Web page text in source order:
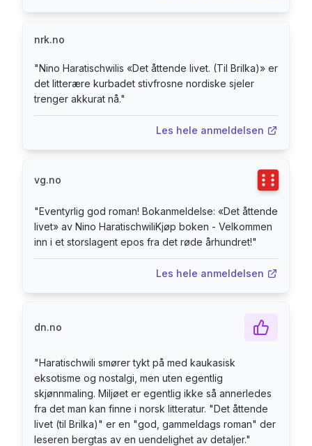
Helgesen, Nettavisen (Terningkast 6) «Det
slektskrønike fra Stalins fødeland. (...) Som man
vil forstå, er dette en rik roman med store fakter,
ble jeg hekta.» Inger Bentzrud, Dagbladet
(Terningkast 5) «... en vidunderlig lesereise ...
sprudlende og lett som det første glasset med
Du risikerer til og med å lære noe, ikke bare om
Sovjetunionen eller Georgia, men om folkene
der, som jammen har hatt sitt å stri med, men
som ellers har levd og drømt og elsket og tapt og
vunnet som resten av oss.» Steinar Brandslet,
gammeldags mursteinsroman (...) nesten umulig
Næringsliv «... 1245 sider folder seg ut en i
fortelling som er uten et kjedelig øyeblikk - det er
en stor prestasjon. I et sanselig, sensuelt språk,
godt ivaretatt på norsk av oversetter Ute
Neumann, vever Haratischwilli frem historien ....
nrk.no
"Nino Haratischwilis «Det åttende livet. (Til Brilka)» er
det litterære kurbadet stivfrosne nordiske sjeler
trenger akkurat nå."
Les hele anmeldelsen
vg.no
"Eventyrlig god roman! Bokanmeldelse: «Det åttende
livet» av Nino HaratischwiliKjøp boken - Velkommen
inn i et storslagent epos fra det røde århundret!"
Les hele anmeldelsen
dn.no
"Haratischwili smører tykt på med kaukasisk
eksotisme og nostalgi, men uten egentlig
skjønnmaling. Miljøet er egentlig ikke så annerledes
fra det man kan finne i norsk litteratur. "Det åttende
livet (til Brilka)" er en "god, gammeldags roman" der
leseren bergtas av en uendelighet av detaljer."